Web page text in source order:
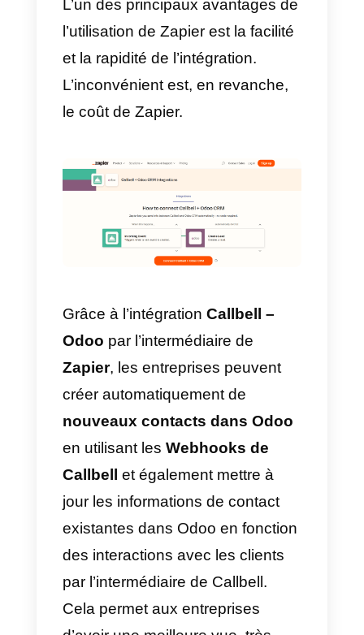
Zapierest une plateforme
d’automatisation des tâches qui
vous permet de connecter des
pour créer des flux de travail
automatisés. Avec Zapier, les
utilisateurs peuvent créer des
» qui automatisent les
comme le transfert de données
d’une app à une autre,
l’intégration d’outils de suivi et la
création de réponses
automatisées.
En outre, Zapier est compatible
avec plus de 5 000 applications,
ce qui signifie que les utilisateurs
peuvent connecter leurs outils
préférés et tirer pleinement parti